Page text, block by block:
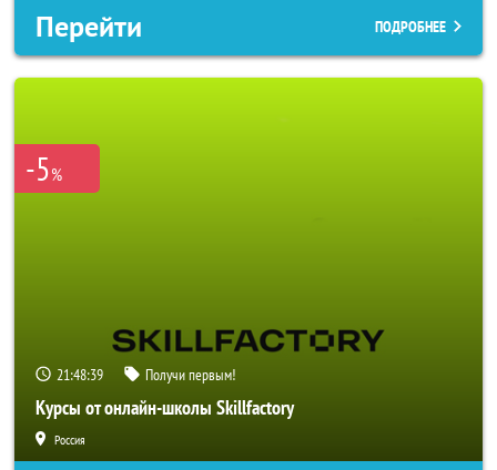
Перейти ПОДРОБНЕЕ
-5%
21:48:38 Получи первым!
Курсы от онлайн-школы Skillfactory
Россия